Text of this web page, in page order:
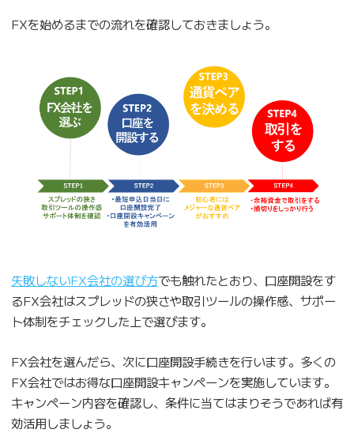
FXを始めるまでの流れを確認しておきましょう。
失敗しないFX会社の選び方でも触れたとおり、口座開設をす
るFX会社はスプレッドの狭さや取引ツールの操作感、サポー
ト体制をチェックした上で選びます。
FX会社を選んだら、次に口座開設手続きを行います。多くの
FX会社ではお得な口座開設キャンペーンを実施しています。
キャンペーン内容を確認し、条件に当てはまりそうであれば有
効活用しましょう。